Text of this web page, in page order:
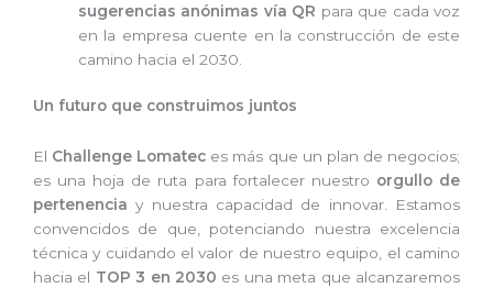
sugerencias anónimas vía QR para que cada voz
en la empresa cuente en la construcción de este
camino hacia el 2030.
Un futuro que construimos juntos
El Challenge Lomatec es más que un plan de negocios;
es una hoja de ruta para fortalecer nuestro orgullo de
pertenencia y nuestra capacidad de innovar. Estamos
convencidos de que, potenciando nuestra excelencia
técnica y cuidando el valor de nuestro equipo, el camino
hacia el TOP 3 en 2030 es una meta que alcanzaremos